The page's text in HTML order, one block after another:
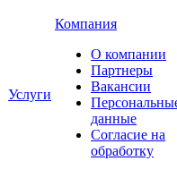
Услуги
Компания
О компании
Партнеры
Вакансии
данные
Согласие на
обработку